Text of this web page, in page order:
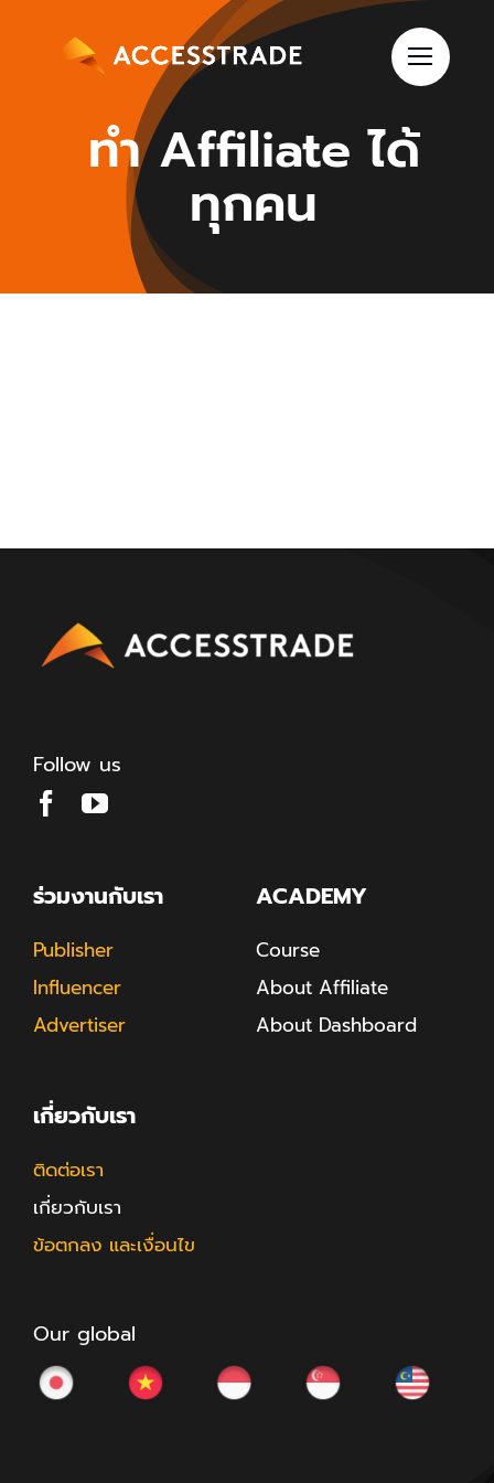
ทำ Affiliate ได้
ทุกคน
Follow us
ร่วมงานกับเรา
Publisher
Influencer
Advertiser
ACADEMY
Course
About Affiliate
About Dashboard
เกี่ยวกับเรา
ติดต่อเรา
เกี่ยวกับเรา
ข้อตกลง และเงื่อนไข
Our global